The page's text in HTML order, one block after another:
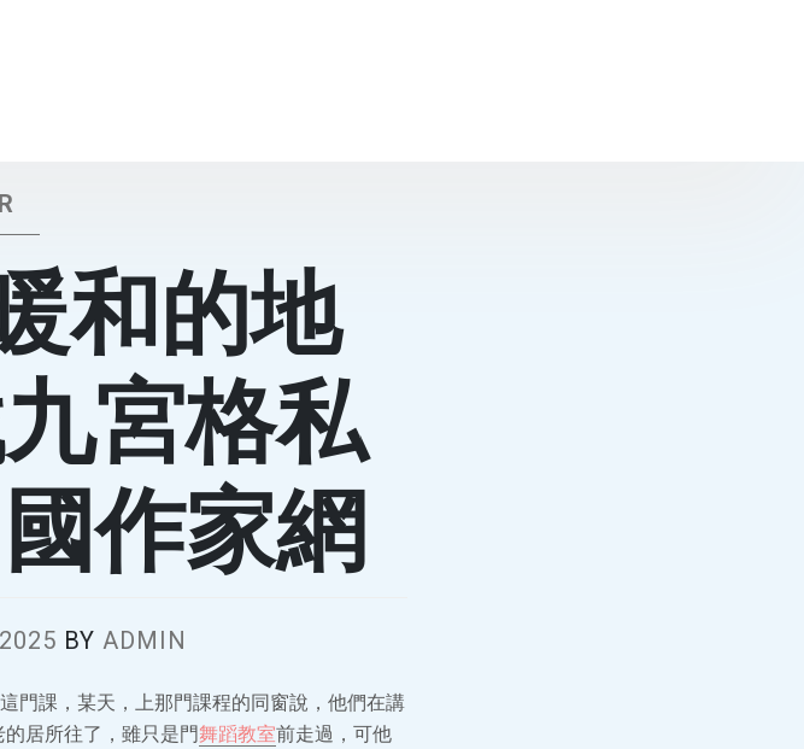
和的地
宮格私
作家網
BY ADMIN
門課，某天，上那門課程的同窗說，他們在講
居所往了，雖只是門舞蹈教室前走過，可他